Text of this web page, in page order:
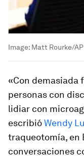
Image: Matt Rourke/AP
«Con demasiada
personas con
lidiar con
escribióWendy Lu
traqueotomía, en
conversaciones